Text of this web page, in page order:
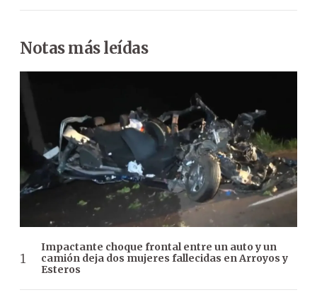
Notas más leídas
Impactante choque frontal entre un auto y un
camión deja dos mujeres fallecidas en Arroyos y
Esteros